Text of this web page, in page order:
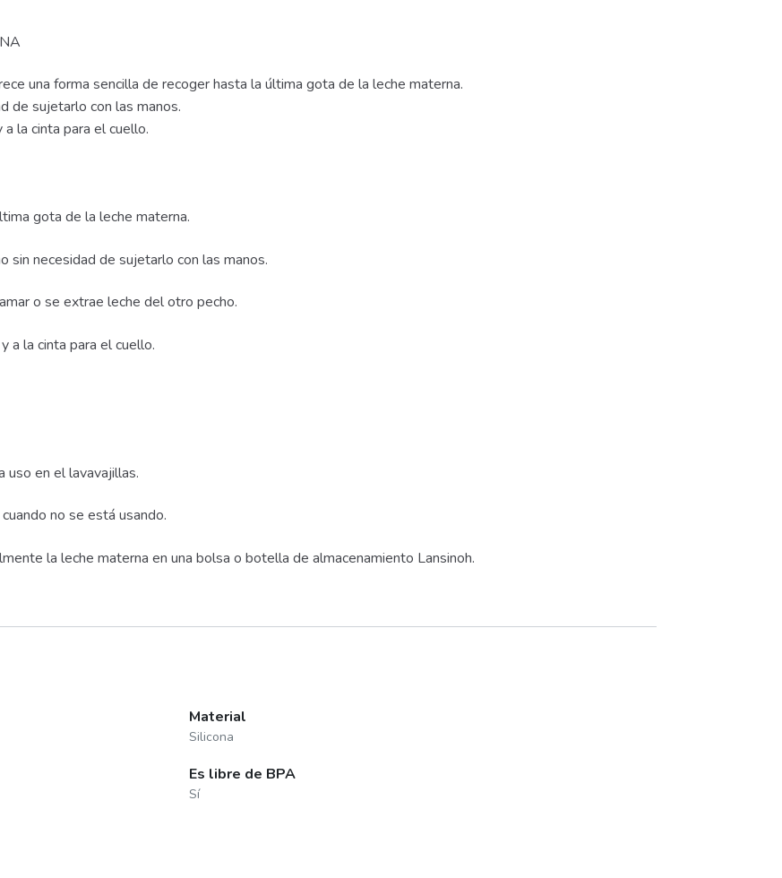
una forma sencilla de recoger hasta la última gota de la leche materna.
de sujetarlo con las manos.
la cinta para el cuello.
gota de la leche materna.
sin necesidad de sujetarlo con las manos.
o se extrae leche del otro pecho.
a la cinta para el cuello.
en el lavavajillas.
no se está usando.
la leche materna en una bolsa o botella de almacenamiento Lansinoh.
Material
Silicona
Es libre de BPA
Sí